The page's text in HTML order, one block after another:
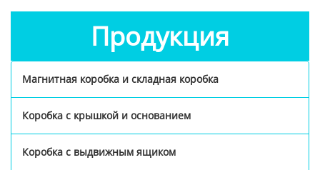
Продукция
Магнитная коробка и складная коробка
Коробка с крышкой и основанием
Коробка с выдвижным ящиком